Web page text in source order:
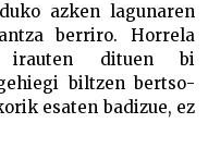
azken lagunaren
berriro. Horrela
irauten dituen bi
biltzen bertso-
esaten badizue, ez